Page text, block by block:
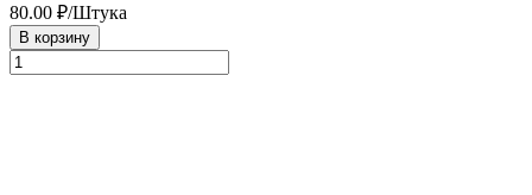
80.00 ₽/Штука
В корзину